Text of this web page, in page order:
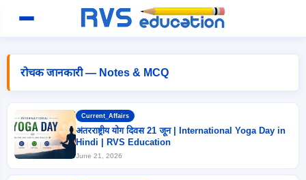
रोचक जानकारी — Notes & MCQ
Current_Affairs
अंतरराष्ट्रीय योग दिवस 21 जून | International Yoga Day in
Hindi | RVS Education
June 21, 2026